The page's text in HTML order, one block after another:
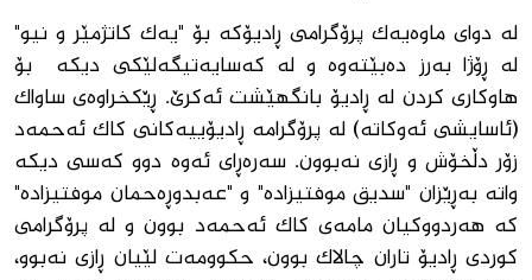
لە دوای ماوەیەک پرۆگرامی ڕادیۆکە بۆ "یەک کاتژمێر و نیو"
لە ڕۆژا بەرز دەبێتەوە و لە کەسایەتیگەلێکی دیکە بۆ
هاوکاری کردن لە ڕادیۆ بانگهێشت ئەکرێ. ڕێکخراوەی ساواک
(ئاسایشی ئەوکاتە) لە پرۆگرامە ڕادیۆییەکانی کاک ئەحمەد
زۆر دڵخۆش و ڕازی نەبوون. سەرەڕای ئەوە دوو کەسی دیکە
واتە بەڕێزان "سدیق موفتیزادە" و "عەبدوڕەحمان موفتیزادە"
کە هەردووکیان مامەی کاک ئەحمەد بوون و لە پرۆگرامی
کوردی ڕادیۆ تاران چالاک بوون، حکوومەت لێیان ڕازی نەبوو،